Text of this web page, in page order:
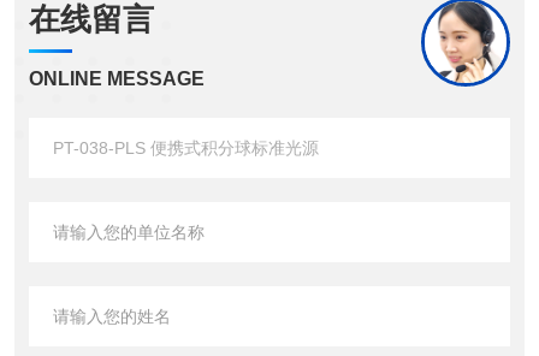
在线留言
ONLINE MESSAGE